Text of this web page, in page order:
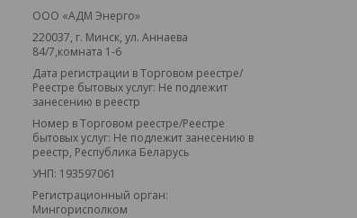
ООО «АДМ Энерго»
220037, г. Минск, ул. Аннаева
84/7,комната 1-6
Дата регистрации в Торговом реестре/
Реестре бытовых услуг: Не подлежит
занесению в реестр
Номер в Торговом реестре/Реестре
бытовых услуг: Не подлежит занесению в
реестр, Республика Беларусь
УНП: 193597061
Регистрационный орган:
Мингорисполком